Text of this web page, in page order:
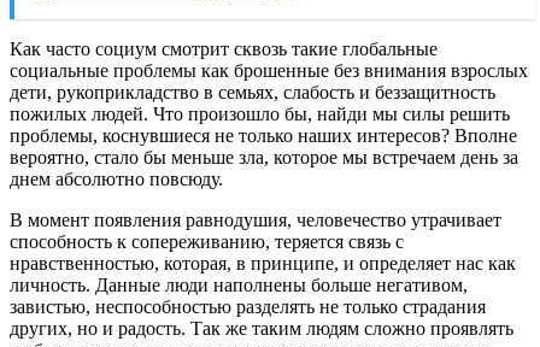
Как часто социум смотрит сквозь такие глобальные
социальные проблемы как брошенные без внимания взрослых
дети, рукоприкладство в семьях, слабость и беззащитность
пожилых людей. Что произошло бы, найди мы силы решить
проблемы, коснувшиеся не только наших интересов? Вполне
вероятно, стало бы меньше зла, которое мы встречаем день за
днем абсолютно повсюду.
В момент появления равнодушия, человечество утрачивает
способность к сопереживанию, теряется связь с
нравственностью, которая, в принципе, и определяет нас как
личность. Данные люди наполнены больше негативом,
завистью, неспособностью разделять не только страдания
других, но и радость. Так же таким людям сложно проявлять